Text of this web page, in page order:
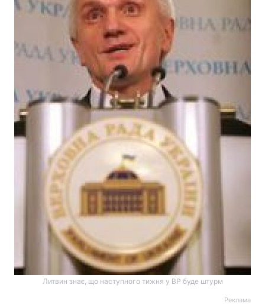
Литвин знає, що наступного тижня у ВР буде штурм
Реклама